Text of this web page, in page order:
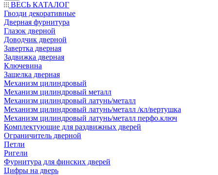
ВЕСЬ КАТАЛОГ
Гвозди декоративные
Дверная фурнитура
Глазок дверной
Доводчик дверной
Завертка дверная
Задвижка дверная
Ключевина
Защелка дверная
Механизм цилиндровый
Механизм цилиндровый металл
Механизм цилиндровый латунь/металл
Механизм цилиндровый латунь/металл /кл/вертушка
Механизм цилиндровый латунь/металл перфо.ключ
Комплектующие для раздвижных дверей
Ограничитель дверной
Петли
Ригели
Фурнитура для финских дверей
Цифры на дверь